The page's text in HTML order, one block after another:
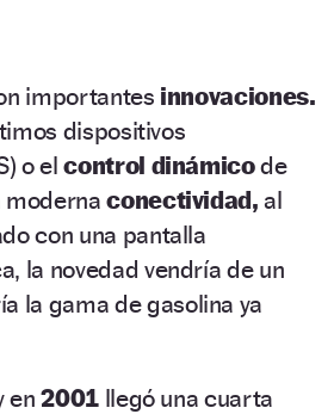
importantes innovaciones.
dispositivos
o elcontrol dinámicode
modernaconectividad, al
con una pantalla
la novedad vendría de un
la gama de gasolina ya
en2001llegó una cuarta